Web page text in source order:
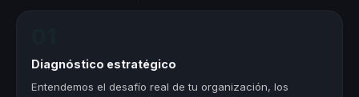
Diagnóstico estratégico
Entendemos el desafío real de tu organización, los